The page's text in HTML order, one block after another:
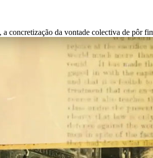
da vontade colectiva de pôr